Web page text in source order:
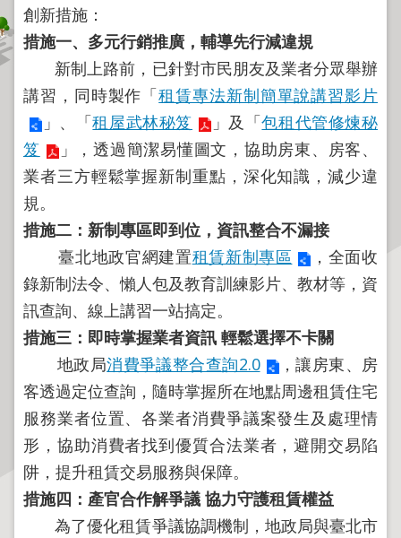
政
府
訊
公
公
告
資
訊
機
關
介
紹
業
務
資
訊
主
題
創新措施：
措施一、多元行銷推廣，輔導先行減違規
新制上路前，已針對市民朋友及業者分眾舉辦
講習，同時製作「租賃專法新制簡單說講習影片
」、「租屋武林秘笈 」及「包租代管修煉秘
笈
」，透過簡潔易懂圖文，協助房東、房客、
業者三方輕鬆掌握新制重點，深化知識，減少違
規。
措施二：新制專區即到位，資訊整合不漏接
臺北地政官網建置租賃新制專區
，全面收
錄新制法令、懶人包及教育訓練影片、教材等，資
訊查詢、線上講習一站搞定。
措施三：即時掌握業者資訊 輕鬆選擇不卡關
地政局消費爭議整合查詢2.0
，讓房東、房
客透過定位查詢，隨時掌握所在地點周邊租賃住宅
服務業者位置、各業者消費爭議案發生及處理情
形，協助消費者找到優質合法業者，避開交易陷
阱，提升租賃交易服務與保障。
措施四：產官合作解爭議 協力守護租賃權益
為了優化租賃爭議協調機制，地政局與臺北市